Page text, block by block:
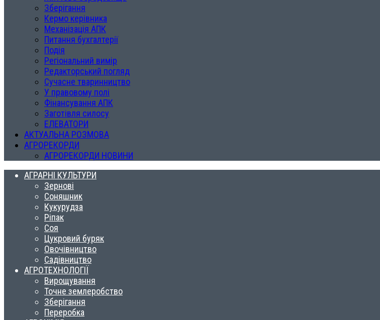
Зберігання
Кермо керівника
Механізація АПК
Питання бухгалтерії
Подія
Регіональний вимір
Редакторський погляд
Сучасне тваринництво
У правовому полі
Фінансування АПК
Заготівля силосу
ЕЛЕВАТОРИ
АКТУАЛЬНА РОЗМОВА
АГРОРЕКОРДИ
АГРОРЕКОРДИ НОВИНИ
АГРАРНІ КУЛЬТУРИ
Зернові
Соняшник
Кукурудза
Ріпак
Соя
Цукровий буряк
Овочівництво
Садівництво
АГРОТЕХНОЛОГІЇ
Вирощування
Точне землеробство
Зберігання
Переробка